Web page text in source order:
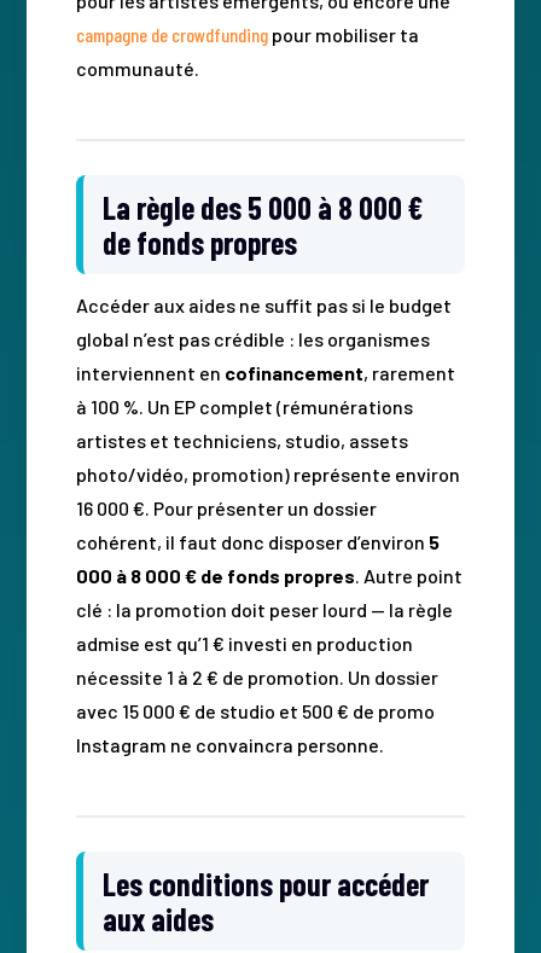
campagne de crowdfundingpour mobiliser ta
communauté.
La règle des 5 000 à 8 000 €
de fonds propres
Accéder aux aides ne suffit pas si le budget
global n’est pas crédible : les organismes
interviennent en cofinancement, rarement
à 100 %. Un EP complet (rémunérations
artistes et techniciens, studio, assets
photo/vidéo, promotion) représente environ
16 000 €. Pour présenter un dossier
cohérent, il faut donc disposer d’environ 5
000 à 8 000 € de fonds propres . Autre point
clé : la promotion doit peser lourd — la règle
admise est qu’1 € investi en production
nécessite 1 à 2 € de promotion. Un dossier
avec 15 000 € de studio et 500 € de promo
Instagram ne convaincra personne.
Les conditions pour accéder
aux aides